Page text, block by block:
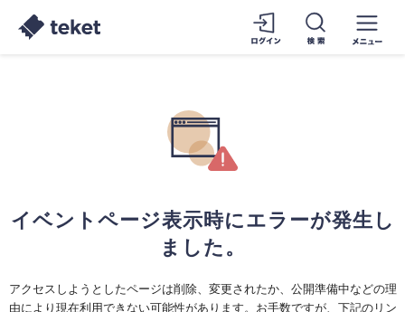
イベントページ表示時にエラーが発生し
ました。
アクセスしようとしたページは削除、変更されたか、公開準備中などの理
由により現在利用できない可能性があります。お手数ですが、下記のリン